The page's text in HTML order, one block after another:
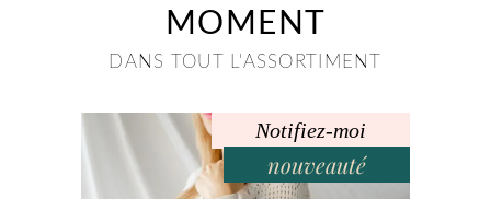
MOMENT
DANS TOUT L'ASSORTIMENT
Notifiez-moi
nouveauté